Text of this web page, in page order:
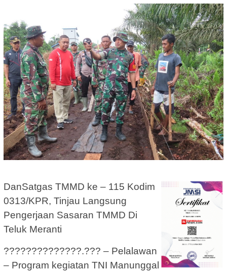
DanSatgas TMMD ke – 115 Kodim
0313/KPR, Tinjau Langsung
Pengerjaan Sasaran TMMD Di
Teluk Meranti
??????????????.??? – Pelalawan
– Program kegiatan TNI Manunggal